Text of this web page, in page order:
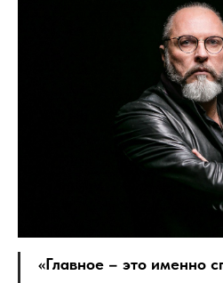
«Главное – это именно